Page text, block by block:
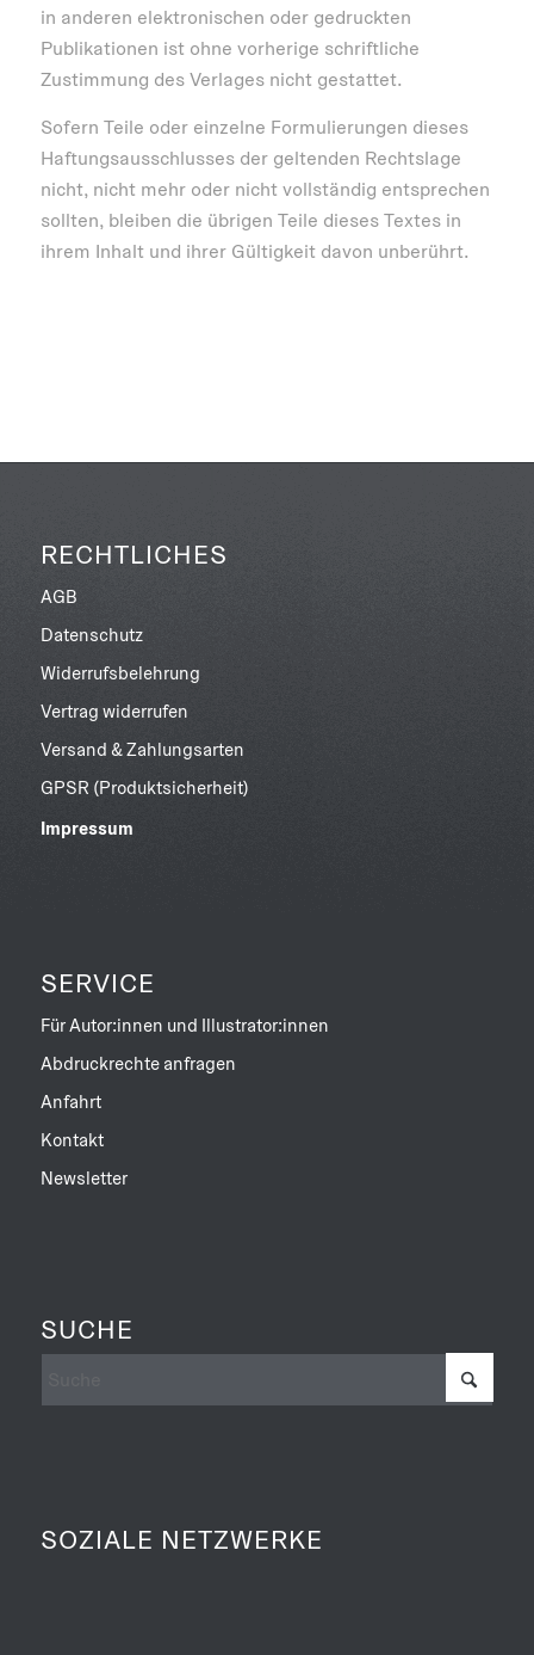
in anderen elektronischen oder gedruckten
Publikationen ist ohne vorherige schriftliche
Zustimmung des Verlages nicht gestattet.
Sofern Teile oder einzelne Formulierungen dieses
Haftungsausschlusses der geltenden Rechtslage
nicht, nicht mehr oder nicht vollständig entsprechen
sollten, bleiben die übrigen Teile dieses Textes in
ihrem Inhalt und ihrer Gültigkeit davon unberührt.
RECHTLICHES
AGB
Datenschutz
Widerrufsbelehrung
Vertrag widerrufen
Versand & Zahlungsarten
GPSR (Produktsicherheit)
Impressum
SERVICE
Für Autor:innen und Illustrator:innen
Abdruckrechte anfragen
Anfahrt
Kontakt
Newsletter
SUCHE
SOZIALE NETZWERKE